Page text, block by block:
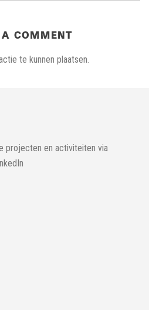
A COMMENT
te kunnen plaatsen.
projecten en activiteiten via